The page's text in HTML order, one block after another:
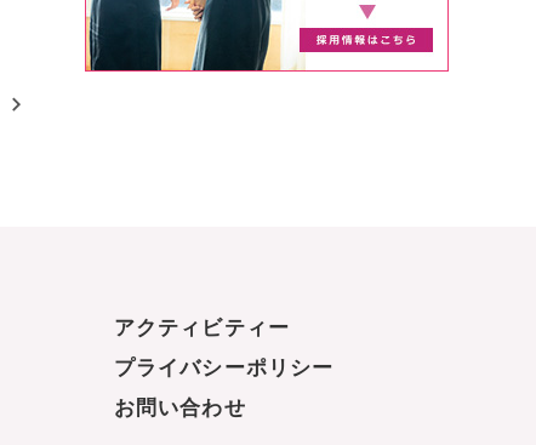
アクティビティー
プライバシーポリシー
お問い合わせ